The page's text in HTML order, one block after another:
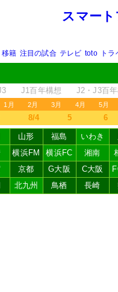
スマー
移籍 注目の試合 テレビ toto トラ
J1百年構想 J2・J3百
1月 2月 3月 4月 5月
8/4 5 6
山形 福島 いわき
横浜FM 横浜FC 湘南
京都 G大阪 C大阪
北九州 鳥栖 長崎